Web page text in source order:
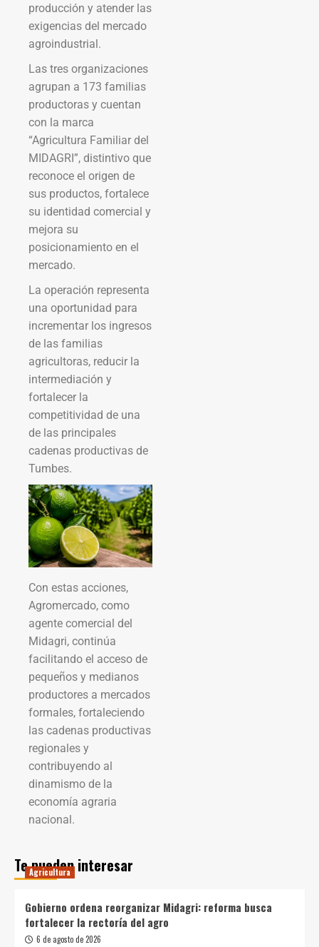
producción y atender las
exigencias del mercado
agroindustrial.
Las tres organizaciones
agrupan a 173 familias
productoras y cuentan
con la marca
“Agricultura Familiar del
MIDAGRI”, distintivo que
reconoce el origen de
sus productos, fortalece
su identidad comercial y
mejora su
posicionamiento en el
mercado.
La operación representa
una oportunidad para
incrementar los ingresos
de las familias
agricultoras, reducir la
intermediación y
fortalecer la
competitividad de una
de las principales
cadenas productivas de
Tumbes.
Con estas acciones,
Agromercado, como
agente comercial del
Midagri, continúa
facilitando el acceso de
pequeños y medianos
productores a mercados
formales, fortaleciendo
las cadenas productivas
regionales y
contribuyendo al
dinamismo de la
economía agraria
nacional.
Te pueden interesar
Agricultura
Gobierno ordena reorganizar Midagri: reforma busca
fortalecer la rectoría del agro
6 de agosto de 2026